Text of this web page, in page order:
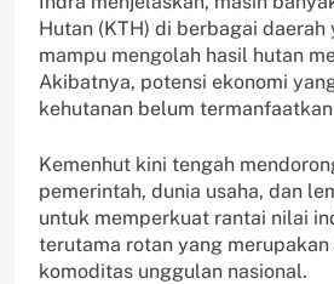
Hutan (KTH) di berbagai daerah
mampu mengolah hasil hutan
Akibatnya, potensi ekonomi
kehutanan belum
Kemenhut kini tengah
pemerintah, dunia usaha, dan
untuk memperkuat rantai nilai
terutama rotan yang merupakan
komoditas unggulan nasional.